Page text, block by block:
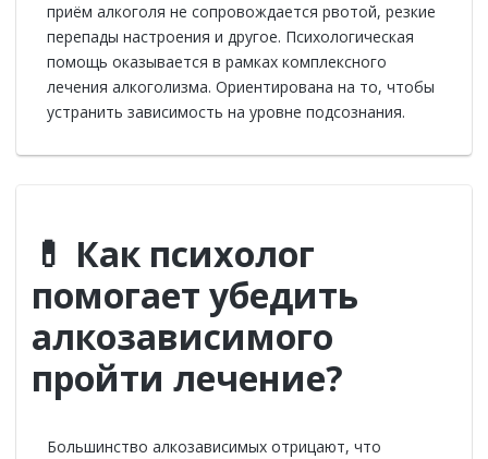
приём алкоголя не сопровождается рвотой, резкие
перепады настроения и другое. Психологическая
помощь оказывается в рамках комплексного
лечения алкоголизма. Ориентирована на то, чтобы
устранить зависимость на уровне подсознания.
💊 Как психолог
помогает убедить
алкозависимого
пройти лечение?
Большинство алкозависимых отрицают, что